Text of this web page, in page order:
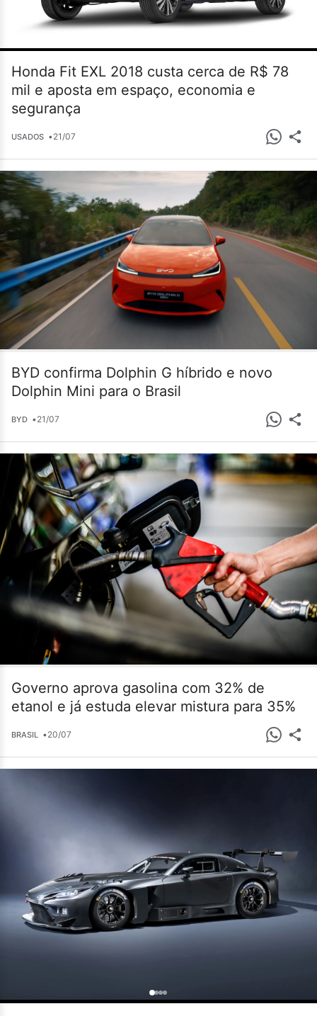
Honda Fit EXL 2018 custa cerca de R$ 78
mil e aposta em espaço, economia e
segurança
USADOS •21/07
BYD confirma Dolphin G híbrido e novo
Dolphin Mini para o Brasil
BYD •21/07
Governo aprova gasolina com 32% de
etanol e já estuda elevar mistura para 35%
BRASIL •20/07